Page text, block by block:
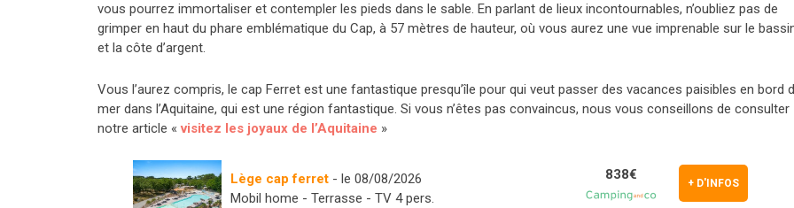
vous pourrez immortaliser et contempler les pieds dans le sable. En parlant de lieux incontournables, n’oubliez pas de
grimper en haut du phare emblématique du Cap, à 57 mètres de hauteur, où vous aurez une vue imprenable sur le
et la côte d’argent.
Vous l’aurez compris, le cap Ferret est une fantastique presqu’île pour qui veut passer des vacances paisibles en bord
mer dans l’Aquitaine, qui est une région fantastique. Si vous n’êtes pas convaincus, nous vous conseillons de consulter
notre article «visitez les joyaux de l’Aquitaine »
Lège cap ferret - le 08/08/2026
Mobil home - Terrasse - TV 4 pers.
+ D'INFOS
838€